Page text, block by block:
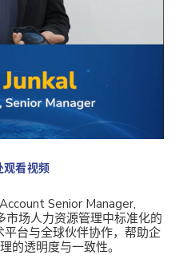
观看视频
Senior Manager,
场人力资源管理中标准化的
台与全球伙伴协作，帮助企
的透明度与一致性。